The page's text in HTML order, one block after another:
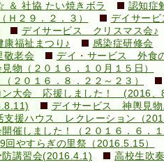
社協 たい焼きボラ
認知症
２９．２．３）
デイサー
デイサービス クリスマス会♪
康福祉まつり♪
感染症研修会
老会
デイ・サービス 外食
物（２０１６，１０月１５日）
２０１６．８．２２～２３）
大会 応援しました！ (2016、
デイサービス 神輿見物
支援ハウス レクレーション（
催しました！（２０１６．６．
やすらぎの里祭（2016.5.15）
防講習会(2016.4.1)
高校生吹